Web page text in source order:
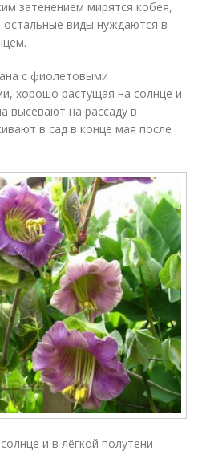
затенением мирятся кобея,
остальные виды нуждаются в
с фиолетовыми
хорошо растущая на солнце и
высевают на рассаду в
в сад в конце мая после
и в лёгкой полутени